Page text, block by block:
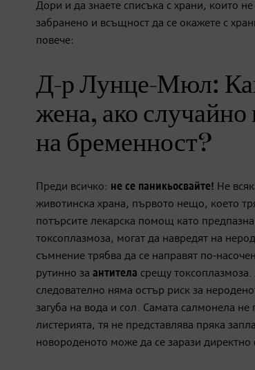
Дори и да знаете списъка с храни, които
забранено и всъщност да се окажете с
повече:
Д-р Лунце-Мюл:
жена, ако
на бременност?
Преди всичко: не се паникьосвайте! Не
животинска храна, първото нещо, което
потърсите лекарска помощ като
токсоплазмоза, могат да навредят на
съмнение трябва да се направят по-
рутинно за антитела срещу
следователно няма остър риск за
загуба на вода и сол. Самата салмонела не
листерията, тя не представлява пряка
новороденото може да се зарази директно